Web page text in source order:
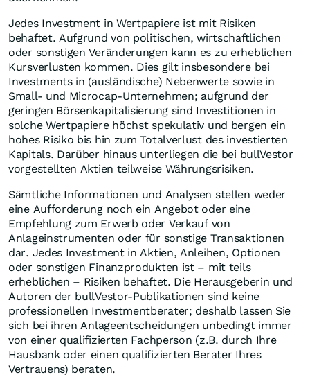
Jedes Investment in Wertpapiere ist mit Risiken
behaftet. Aufgrund von politischen, wirtschaftlichen
oder sonstigen Veränderungen kann es zu erheblichen
Kursverlusten kommen. Dies gilt insbesondere bei
Investments in (ausländische) Nebenwerte sowie in
Small- und Microcap-Unternehmen; aufgrund der
geringen Börsenkapitalisierung sind Investitionen in
solche Wertpapiere höchst spekulativ und bergen ein
hohes Risiko bis hin zum Totalverlust des investierten
Kapitals. Darüber hinaus unterliegen die bei bullVestor
vorgestellten Aktien teilweise Währungsrisiken.
Sämtliche Informationen und Analysen stellen weder
eine Aufforderung noch ein Angebot oder eine
Empfehlung zum Erwerb oder Verkauf von
Anlageinstrumenten oder für sonstige Transaktionen
dar. Jedes Investment in Aktien, Anleihen, Optionen
oder sonstigen Finanzprodukten ist – mit teils
erheblichen – Risiken behaftet. Die Herausgeberin und
Autoren der bullVestor-Publikationen sind keine
professionellen Investmentberater; deshalb lassen Sie
sich bei ihren Anlageentscheidungen unbedingt immer
von einer qualifizierten Fachperson (z.B. durch Ihre
Hausbank oder einen qualifizierten Berater Ihres
Vertrauens) beraten.